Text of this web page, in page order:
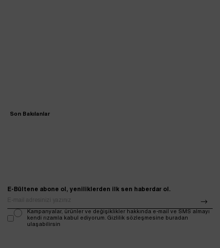
Son Bakılanlar
E-Bültene abone ol, yeniliklerden ilk sen haberdar ol.
Kampanyalar, ürünler ve değişiklikler hakkında e-mail ve SMS almayı
kendi rızamla kabul ediyorum. Gizlilik sözleşmesine buradan
ulaşabilirsin